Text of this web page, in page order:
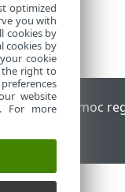
Portal Pomoc
optimized
you with
cookies by
cookies by
cookie
the right to
website
For more